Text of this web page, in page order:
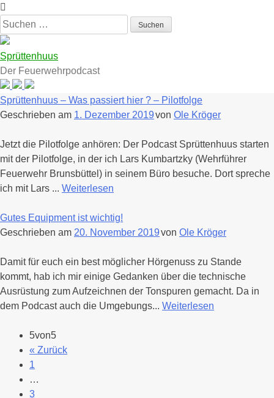
Zum
Inhalt
springen
Suchen
nach:
Sprüttenhuus
Der Feuerwehrpodcast
Sprüttenhuus – Was passiert hier ? – Pilotfolge
Geschrieben am 1. Dezember 2019von Ole Kröger
Jetzt die Pilotfolge anhören: Der Podcast Sprüttenhuus starten
mit der Pilotfolge, in der ich Lars Kumbartzky (Wehrführer
Feuerwehr Brunsbüttel) in seinem Büro besuche. Dort spreche
ich mit Lars ... Weiterlesen
Gutes Equipment ist wichtig!
Geschrieben am 20. November 2019von Ole Kröger
Damit für euch ein best möglicher Hörgenuss zu Stande
kommt, hab ich mir einige Gedanken über die technische
Ausrüstung zum Aufzeichnen der Tonspuren gemacht. Da in
dem Podcast auch die Umgebungs... Weiterlesen
5von5
« Zurück
1
…
3